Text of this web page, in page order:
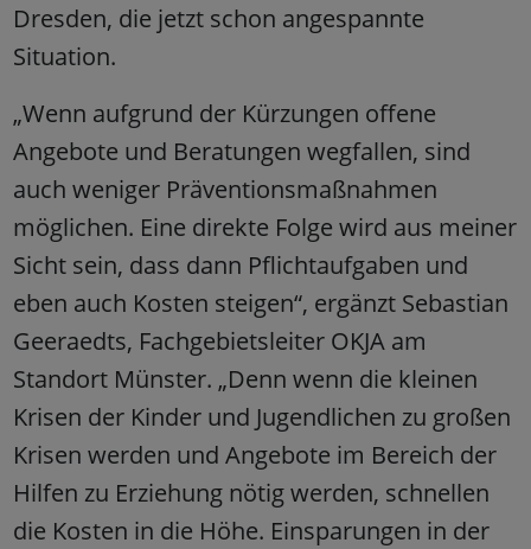
Dresden, die jetzt schon angespannte
Situation.
„Wenn aufgrund der Kürzungen offene
Angebote und Beratungen wegfallen, sind
auch weniger Präventionsmaßnahmen
möglichen. Eine direkte Folge wird aus meiner
Sicht sein, dass dann Pflichtaufgaben und
eben auch Kosten steigen“, ergänzt Sebastian
Geeraedts, Fachgebietsleiter OKJA am
Standort Münster. „Denn wenn die kleinen
Krisen der Kinder und Jugendlichen zu großen
Krisen werden und Angebote im Bereich der
Hilfen zu Erziehung nötig werden, schnellen
die Kosten in die Höhe. Einsparungen in der